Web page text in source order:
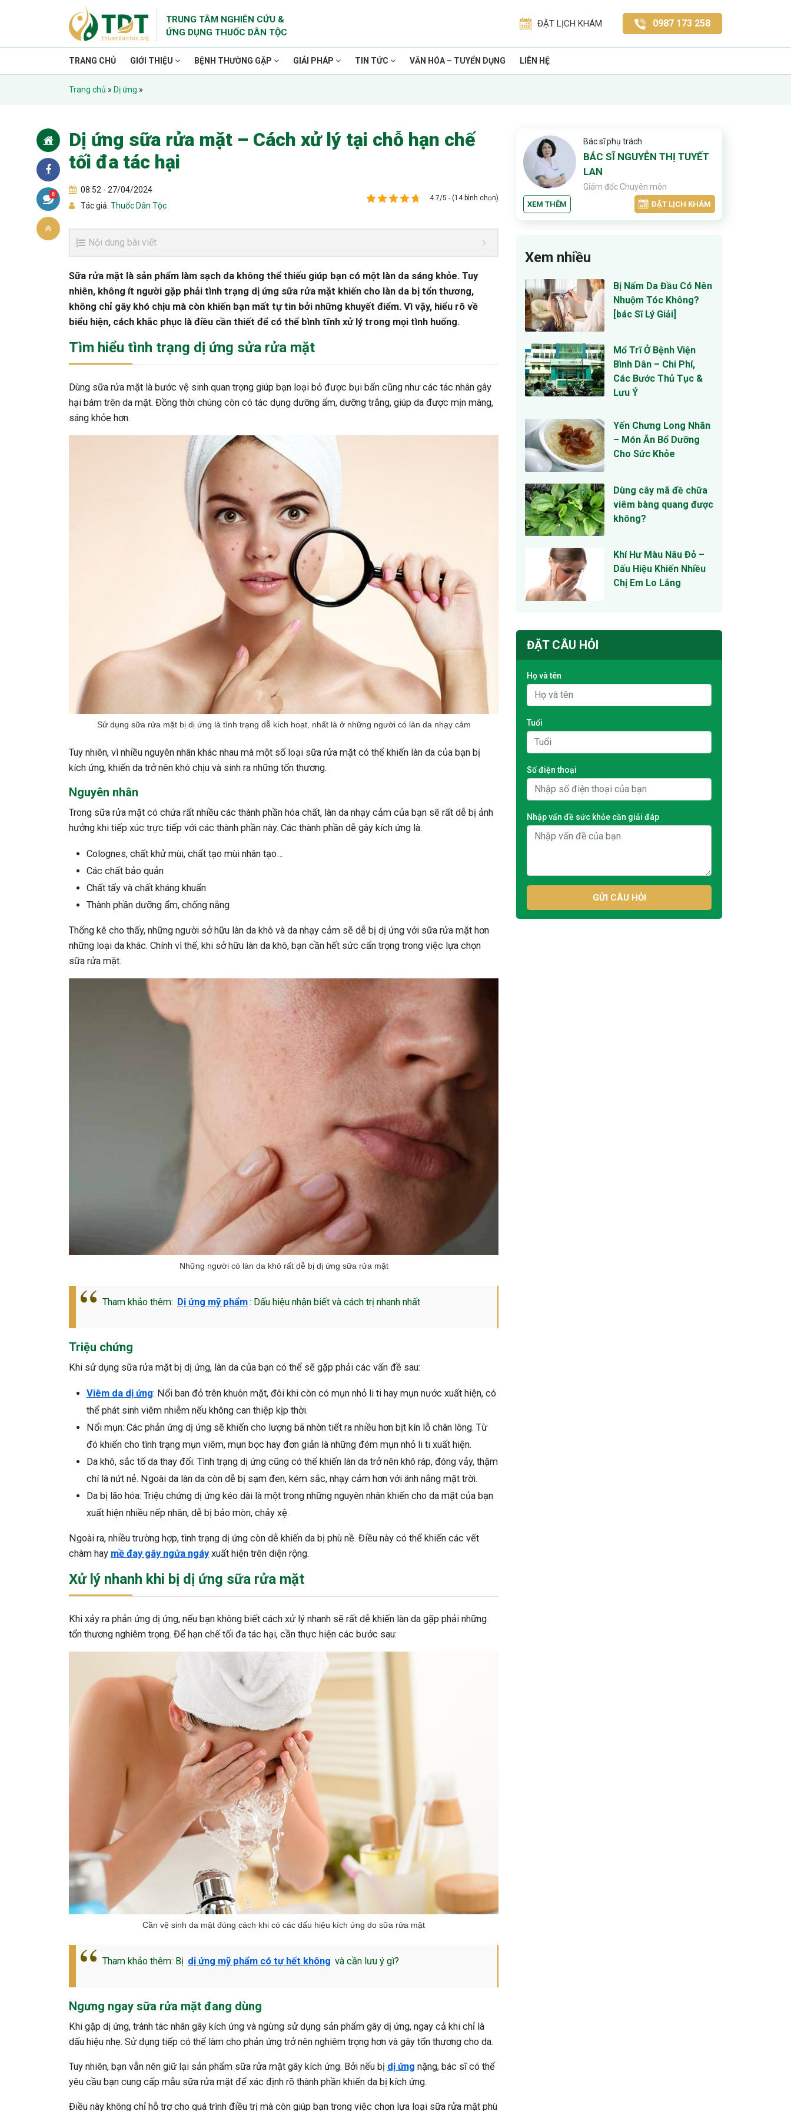
TRUNG TÂM NGHIÊN CỨU &
ỨNG DỤNG THUỐC DÂN TỘC
ĐẶT LỊCH KHÁM 0987 173 258
TRANG CHỦ GIỚI THIỆU BỆNH THƯỜNG GẶP GIẢI PHÁP TIN TỨC VĂN HÓA – TUYỂN DỤNG LIÊN HỆ
Trang chủ » Dị ứng »
Dị ứng sữa rửa mặt – Cách xử lý tại chỗ hạn chế
tối đa tác hại
08:52 - 27/04/2024
Tác giả: Thuốc Dân Tộc
4.7/5 - (14 bình chọn)
0
Nội dung bài viết
Sữa rửa mặt là sản phẩm làm sạch da không thể thiếu giúp bạn có một làn da sáng khỏe. Tuy
nhiên, không ít người gặp phải tình trạng dị ứng sữa rửa mặt khiến cho làn da bị tổn thương,
không chỉ gây khó chịu mà còn khiến bạn mất tự tin bởi những khuyết điểm. Vì vậy, hiểu rõ về
biểu hiện, cách khắc phục là điều cần thiết để có thể bình tĩnh xử lý trong mọi tình huống.
Tìm hiểu tình trạng dị ứng sửa rửa mặt
Dùng sữa rửa mặt là bước vệ sinh quan trọng giúp bạn loại bỏ được bụi bẩn cũng như các tác nhân gây
hại bám trên da mặt. Đồng thời chúng còn có tác dụng dưỡng ẩm, dưỡng trắng, giúp da được mịn màng,
sáng khỏe hơn.
Sử dụng sữa rửa mặt bị dị ứng là tình trạng dễ kích hoạt, nhất là ở những người có làn da nhạy cảm
Tuy nhiên, vì nhiều nguyên nhân khác nhau mà một số loại sữa rửa mặt có thể khiến làn da của bạn bị
kích ứng, khiến da trở nên khó chịu và sinh ra những tổn thương.
Nguyên nhân
Trong sữa rửa mặt có chứa rất nhiều các thành phần hóa chất, làn da nhạy cảm của bạn sẽ rất dễ bị ảnh
hưởng khi tiếp xúc trực tiếp với các thành phần này. Các thành phần dễ gây kích ứng là:
Colognes, chất khử mùi, chất tạo mùi nhân tạo…
Các chất bảo quản
Chất tẩy và chất kháng khuẩn
Thành phần dưỡng ẩm, chống nắng
Thống kê cho thấy, những người sở hữu làn da khô và da nhạy cảm sẽ dễ bị dị ứng với sữa rửa mặt hơn
những loại da khác. Chính vì thế, khi sở hữu làn da khô, bạn cần hết sức cẩn trọng trong việc lựa chọn
sữa rửa mặt.
Những người có làn da khô rất dễ bị dị ứng sữa rửa mặt
Tham khảo thêm: Dị ứng mỹ phẩm: Dấu hiệu nhận biết và cách trị nhanh nhất
Triệu chứng
Khi sử dụng sữa rửa mặt bị dị ứng, làn da của bạn có thể sẽ gặp phải các vấn đề sau:
Viêm da dị ứng: Nổi ban đỏ trên khuôn mặt, đôi khi còn có mụn nhỏ li ti hay mụn nước xuất hiện, có
thể phát sinh viêm nhiễm nếu không can thiệp kịp thời.
Nổi mụn: Các phản ứng dị ứng sẽ khiến cho lượng bã nhờn tiết ra nhiều hơn bịt kín lỗ chân lông. Từ
đó khiến cho tình trạng mụn viêm, mụn bọc hay đơn giản là những đém mụn nhỏ li ti xuất hiện.
Da khô, sắc tố da thay đổi: Tình trạng dị ứng cũng có thể khiến làn da trở nên khô ráp, đóng vảy, thậm
chí là nứt nẻ. Ngoài da làn da còn dễ bị sạm đen, kém sắc, nhạy cảm hơn với ánh nắng mặt trời.
Da bị lão hóa: Triệu chứng dị ứng kéo dài là một trong những nguyên nhân khiến cho da mặt của bạn
xuất hiện nhiều nếp nhăn, dễ bị bảo mòn, chảy xệ.
Ngoài ra, nhiều trường hợp, tình trạng dị ứng còn dễ khiến da bị phù nề. Điều này có thể khiến các vết
chàm hay mề đay gây ngứa ngáyxuất hiện trên diện rộng.
Xử lý nhanh khi bị dị ứng sữa rửa mặt
Khi xảy ra phản ứng dị ứng, nếu bạn không biết cách xử lý nhanh sẽ rất dễ khiến làn da gặp phải những
tổn thương nghiêm trọng. Để hạn chế tối đa tác hại, cần thực hiện các bước sau:
Cần vệ sinh da mặt đúng cách khi có các dấu hiệu kích ứng do sữa rửa mặt
Tham khảo thêm: Bị dị ứng mỹ phẩm có tự hết không và cần lưu ý gì?
Ngưng ngay sữa rửa mặt đang dùng
Khi gặp dị ứng, tránh tác nhân gây kích ứng và ngừng sử dụng sản phẩm gây dị ứng, ngay cả khi chỉ là
dấu hiệu nhẹ. Sử dụng tiếp có thể làm cho phản ứng trở nên nghiêm trọng hơn và gây tổn thương cho da.
Tuy nhiên, bạn vẫn nên giữ lại sản phẩm sữa rửa mặt gây kích ứng. Bởi nếu bị dị ứng nặng, bác sĩ có thể
yêu cầu bạn cung cấp mẫu sữa rửa mặt để xác định rõ thành phần khiến da bị kích ứng.
Điều này không chỉ hỗ trợ cho quá trình điều trị mà còn giúp bạn trong việc chọn lựa loại sữa rửa mặt phù
Bác sĩ phụ trách
BÁC SĨ NGUYỄN THỊ TUYẾT
LAN
Giám đốc Chuyên môn
XEM THÊM ĐẶT LỊCH KHÁM
Xem nhiều
Bị Nấm Da Đầu Có Nên
Nhuộm Tóc Không?
[bác Sĩ Lý Giải]
Mổ Trĩ Ở Bệnh Viện
Bình Dân – Chi Phí,
Các Bước Thủ Tục &
Lưu Ý
Yến Chưng Long Nhãn
– Món Ăn Bổ Dưỡng
Cho Sức Khỏe
Dùng cây mã đề chữa
viêm bàng quang được
không?
Khí Hư Màu Nâu Đỏ –
Dấu Hiệu Khiến Nhiều
Chị Em Lo Lắng
ĐẶT CÂU HỎI
Họ và tên
Tuổi
Số điện thoại
Nhập vấn đề sức khỏe cần giải đáp
GỬI CÂU HỎI